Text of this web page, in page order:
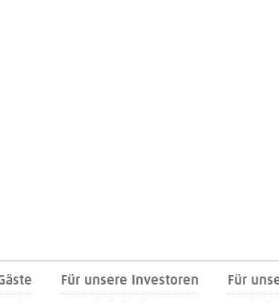
Für unsere Investoren Für